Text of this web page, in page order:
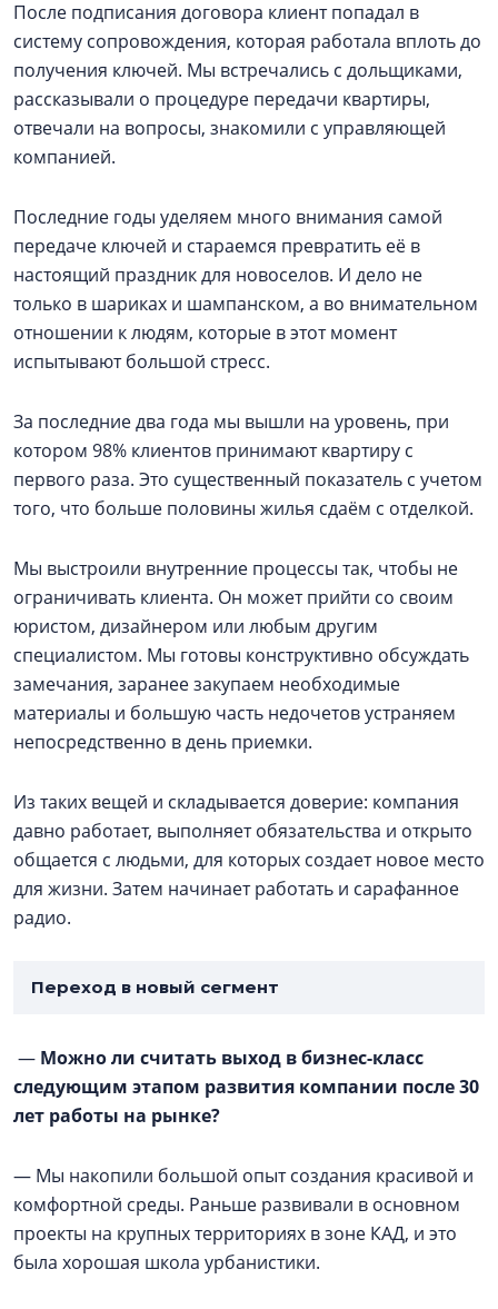
После подписания договора клиент попадал в
систему сопровождения, которая работала вплоть до
получения ключей. Мы встречались с дольщиками,
рассказывали о процедуре передачи квартиры,
отвечали на вопросы, знакомили с управляющей
компанией.
Последние годы уделяем много внимания самой
передаче ключей и стараемся превратить её в
настоящий праздник для новоселов. И дело не
только в шариках и шампанском, а во внимательном
отношении к людям, которые в этот момент
испытывают большой стресс.
За последние два года мы вышли на уровень, при
котором 98% клиентов принимают квартиру с
первого раза. Это существенный показатель с учетом
того, что больше половины жилья сдаём с отделкой.
Мы выстроили внутренние процессы так, чтобы не
ограничивать клиента. Он может прийти со своим
юристом, дизайнером или любым другим
специалистом. Мы готовы конструктивно обсуждать
замечания, заранее закупаем необходимые
материалы и большую часть недочетов устраняем
непосредственно в день приемки.
Из таких вещей и складывается доверие: компания
давно работает, выполняет обязательства и открыто
общается с людьми, для которых создает новое место
для жизни. Затем начинает работать и сарафанное
радио.
Переход в новый сегмент
— Можно ли считать выход в бизнес-класс
следующим этапом развития компании после 30
лет работы на рынке?
— Мы накопили большой опыт создания красивой и
комфортной среды. Раньше развивали в основном
проекты на крупных территориях в зоне КАД, и это
была хорошая школа урбанистики.